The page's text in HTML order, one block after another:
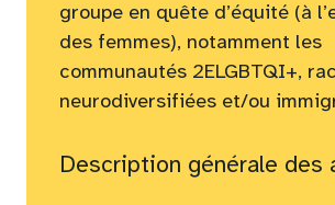
groupe en quête d’équité (à
des femmes), notamment les
communautés 2ELGBTQI+,
neurodiversifiées et/ou
Description générale des